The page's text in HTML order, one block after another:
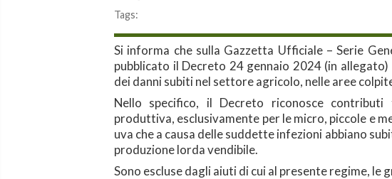
Tags:
Si informa che sulla Gazzetta Ufficiale – Serie
pubblicato il Decreto 24 gennaio 2024 (in
dei danni subiti nel settore agricolo, nelle aree
Nello specifico, il Decreto riconosce contributi
produttiva, esclusivamente per le micro, piccole e
uva che a causa delle suddette infezioni abbiano
produzione lorda vendibile.
Sono escluse dagli aiuti di cui al presente regime, le